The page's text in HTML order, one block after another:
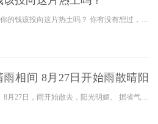
WhatsApp網頁版 基金亚太优势：你的钱该投向这片热土吗？ 你有没有想过，你的钱除了躺在银行账户里、或者在国内市场打转，还能去哪儿？是不是偶尔也会琢磨， 亚太市场 到底是个什
相间 8月27日开始雨散晴阳
本周山西前期仍有雨，南部雨强。8月27日，雨开始散去，阳光明媚。 据省气象台预报，8月26日全省转阴，大部分地区有阵雨或雷暴。临沂、长治部分地区有中雨、偏大雨，伴有短时强降